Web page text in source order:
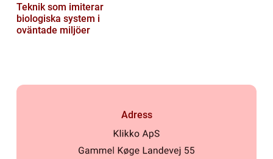
Teknik som imiterar
biologiska system i
oväntade miljöer
Adress